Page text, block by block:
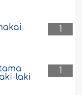
1
1
laki